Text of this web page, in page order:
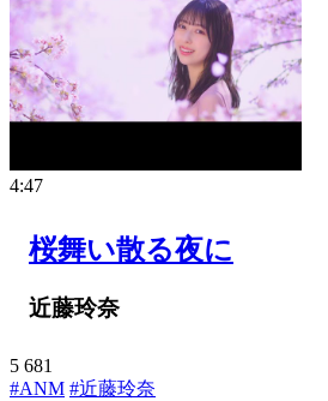
4:47
桜舞い散る夜に
近藤玲奈
5 681
#ANM #近藤玲奈